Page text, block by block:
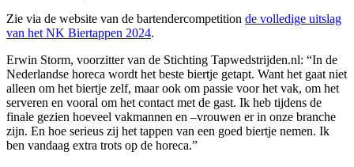
Zie via de website van de bartendercompetition de volledige uitslag
van het NK Biertappen 2024.
Erwin Storm, voorzitter van de Stichting Tapwedstrijden.nl: “In de
Nederlandse horeca wordt het beste biertje getapt. Want het gaat niet
alleen om het biertje zelf, maar ook om passie voor het vak, om het
serveren en vooral om het contact met de gast. Ik heb tijdens de
finale gezien hoeveel vakmannen en –vrouwen er in onze branche
zijn. En hoe serieus zij het tappen van een goed biertje nemen. Ik
ben vandaag extra trots op de horeca.”